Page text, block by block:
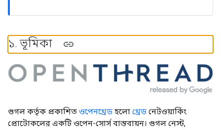
১. ভূমিকা
গুগল কর্তৃক প্রকাশিত ওপেনথ্রেড হলো থ্রেড নেটওয়ার্কিং
প্রোটোকলের একটি ওপেন-সোর্স বাস্তবায়ন। গুগল নেস্ট,